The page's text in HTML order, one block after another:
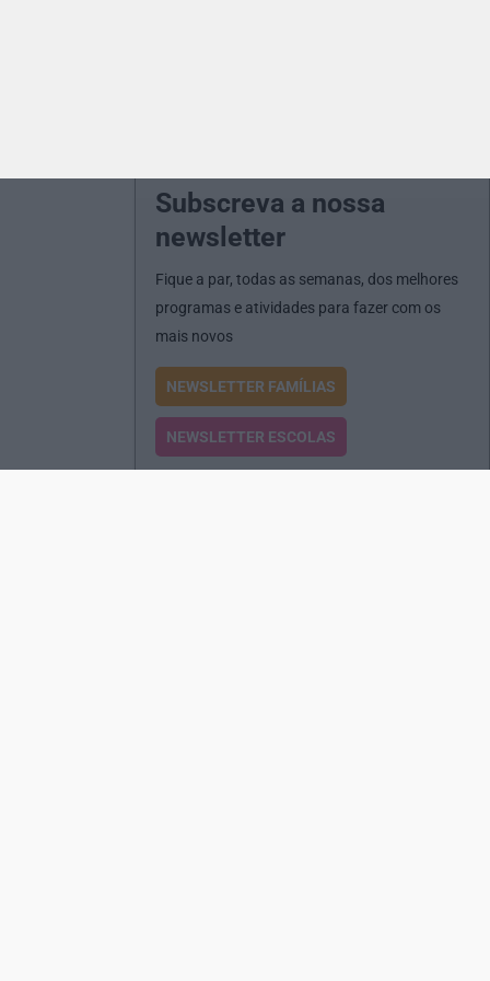
Subscreva a nossa
newsletter
Fique a par, todas as semanas, dos melhores
programas e atividades para fazer com os
mais novos
NEWSLETTER FAMÍLIAS
NEWSLETTER ESCOLAS